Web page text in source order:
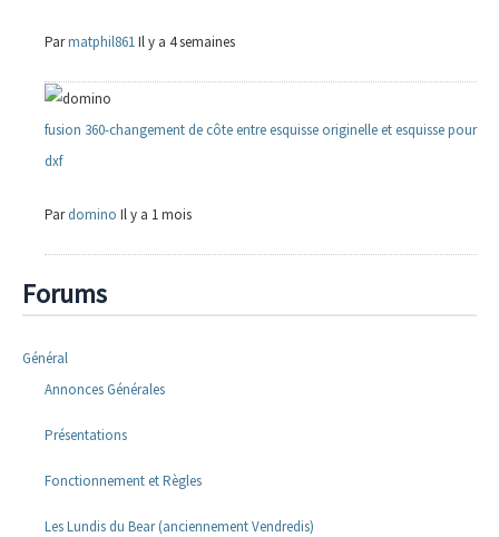
Parmatphil861Il y a 4 semaines
fusion 360-changement de côte entre esquisse originelle et esquisse pour
dxf
Pardomino Il y a 1 mois
Forums
Général
Annonces Générales
Présentations
Fonctionnement et Règles
Les Lundis du Bear (anciennement Vendredis)